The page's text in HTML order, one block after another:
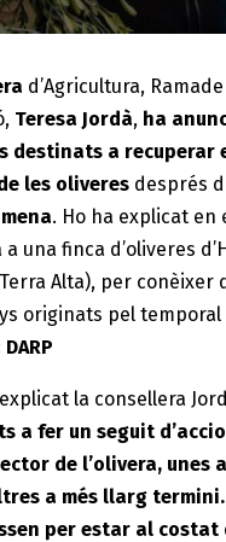
d’Agricultura,
Teresa Jordà, ha
destinats a recuperar
les oliveresdesprés
. Ho ha explicat en
a una finca d’oliveres
Alta), per conèixer
originats pel temporal
DARP
la consellera
a fer un seguit
de l’olivera, unes
a més llarg termini.
per estar al costat